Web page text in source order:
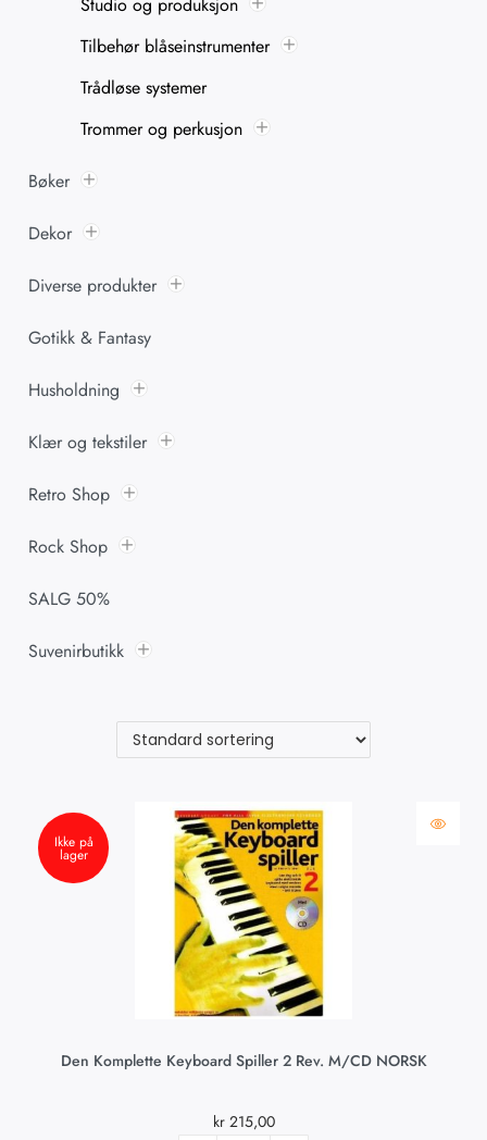
Studio og produksjon
Tilbehør blåseinstrumenter
Trådløse systemer
Trommer og perkusjon
Bøker
Dekor
Diverse produkter
Gotikk & Fantasy
Husholdning
Klær og tekstiler
Retro Shop
Rock Shop
SALG 50%
Suvenirbutikk
Ikke på
lager
Den Komplette Keyboard Spiller 2 Rev. M/CD NORSK
kr215,00